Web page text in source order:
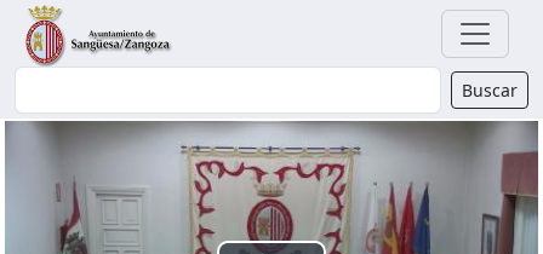
Buscador Buscar